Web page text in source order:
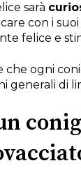
sarà
con i
felice e
ogni
generali di